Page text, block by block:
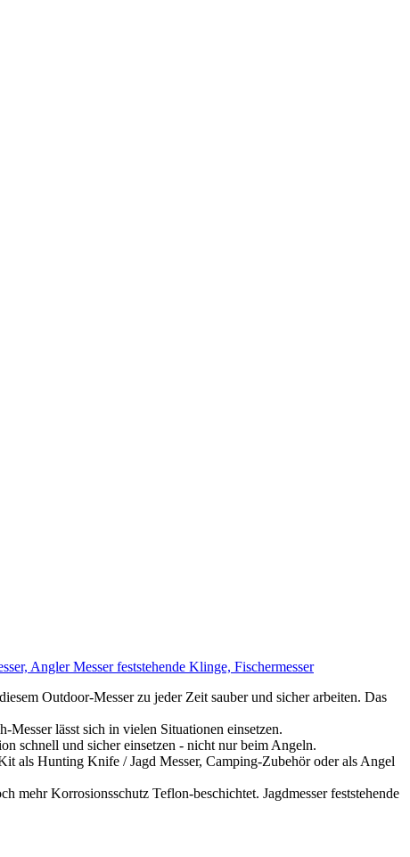
Angler Messer feststehende Klinge, Fischermesser
Outdoor-Messer zu jeder Zeit sauber und sicher arbeiten. Das
lässt sich in vielen Situationen einsetzen.
schnell und sicher einsetzen - nicht nur beim Angeln.
als Hunting Knife / Jagd Messer, Camping-Zubehör oder als Angel
Korrosionsschutz Teflon-beschichtet. Jagdmesser feststehende